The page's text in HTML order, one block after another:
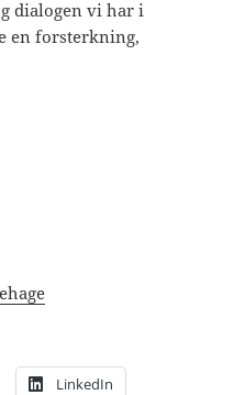
dialogen vi har i
en forsterkning,
LinkedIn